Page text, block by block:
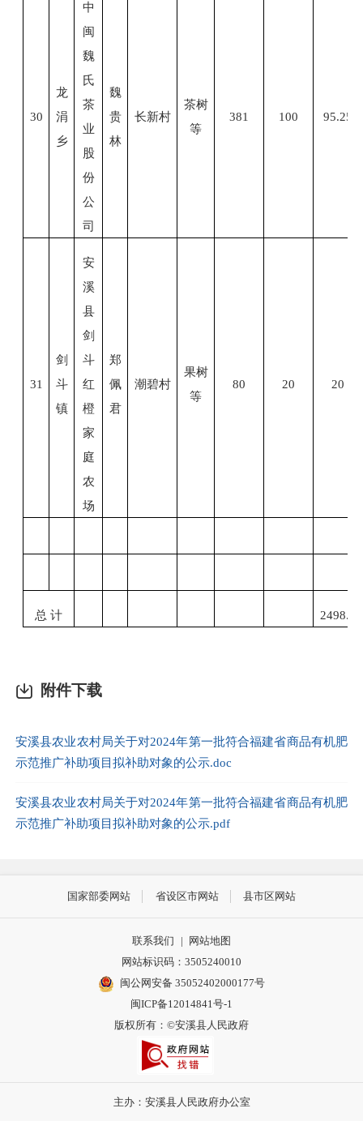
30
龙
涓
乡
中
闽
魏
氏
茶
业
股
份
公
司
魏
贵
林
长新村
茶树
等
381 100 95.25
31
剑
斗
镇
安
溪
县
剑
斗
红
橙
家
庭
农
场
郑
佩
君
潮碧村
果树
等
80 20 20
总 计 2498.4
附件下载
安溪县农业农村局关于对2024年第一批符合福建省商品有机肥
示范推广补助项目拟补助对象的公示.doc
安溪县农业农村局关于对2024年第一批符合福建省商品有机肥
示范推广补助项目拟补助对象的公示.pdf
国家部委网站 省设区市网站 县市区网站
联系我们 |
网站地图
网站标识码：3505240010
闽公网安备 35052402000177号
闽ICP备12014841号-1
版权所有：©安溪县人民政府
主办：安溪县人民政府办公室